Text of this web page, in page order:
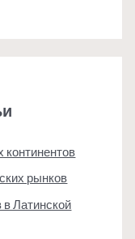
рынков
в Латинской